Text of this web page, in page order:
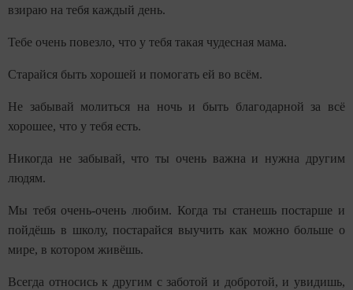
взираю на тебя каждый день.
Тебе очень повезло, что у тебя такая чудесная мама.
Старайся быть хорошей и помогать ей во всём.
Не забывай молиться на ночь и быть благодарной за всё
хорошее, что у тебя есть.
Никогда не забывай, что ты очень важна и нужна другим
людям.
Мы тебя очень-очень любим. Когда ты станешь постарше и
пойдёшь в школу, постарайся выучить как можно больше о
мире, в котором живёшь.
Всегда относись к другим с заботой и добротой, и увидишь,